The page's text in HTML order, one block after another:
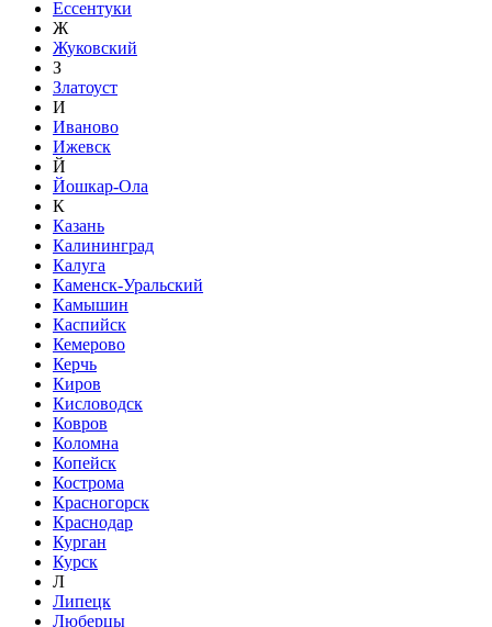
Ессентуки
Ж
Жуковский
З
Златоуст
И
Иваново
Ижевск
Й
Йошкар-Ола
К
Казань
Калининград
Калуга
Каменск-Уральский
Камышин
Каспийск
Кемерово
Керчь
Киров
Кисловодск
Ковров
Коломна
Копейск
Кострома
Красногорск
Краснодар
Курган
Курск
Л
Липецк
Люберцы